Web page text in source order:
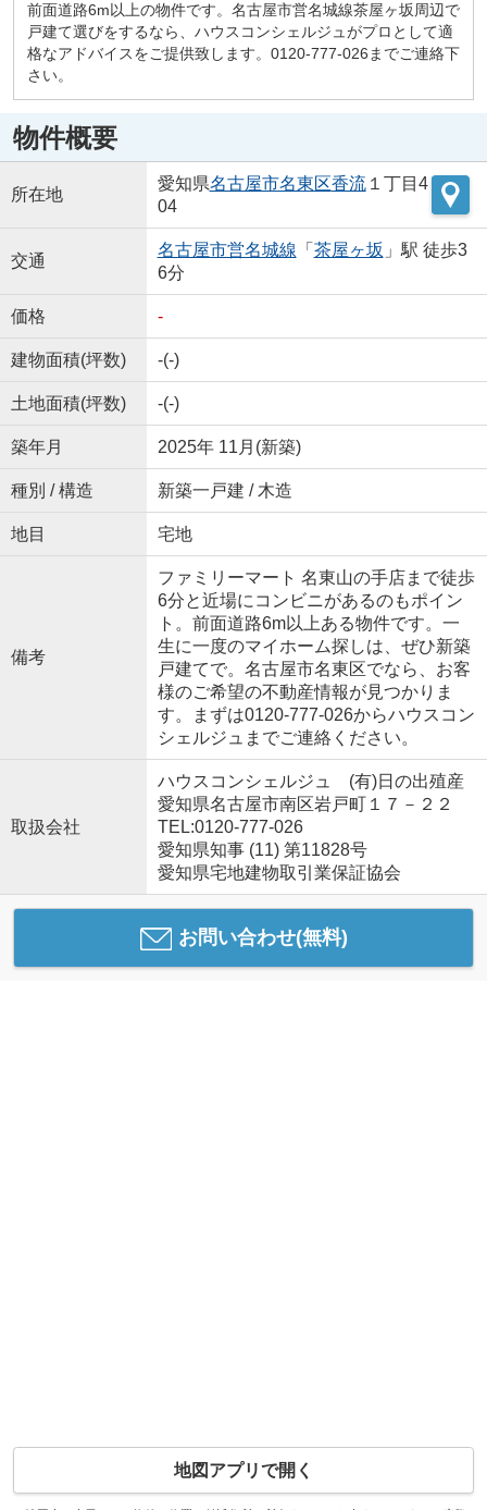
前面道路6m以上の物件です。名古屋市営名城線茶屋ヶ坂周辺で
戸建て選びをするなら、ハウスコンシェルジュがプロとして適
格なアドバイスをご提供致します。0120-777-026までご連絡下
さい。
物件概要
所在地
愛知県名古屋市名東区香流１丁目4
04
交通
名古屋市営名城線 「 茶屋ヶ坂 」駅 徒歩3
6分
価格 -
建物面積(坪数) -(-)
土地面積(坪数) -(-)
築年月 2025年 11月(新築)
種別 / 構造 新築一戸建 / 木造
地目 宅地
備考
ファミリーマート 名東山の手店まで徒歩
6分と近場にコンビニがあるのもポイン
ト。前面道路6m以上ある物件です。一
生に一度のマイホーム探しは、ぜひ新築
戸建てで。名古屋市名東区でなら、お客
様のご希望の不動産情報が見つかりま
す。まずは0120-777-026からハウスコン
シェルジュまでご連絡ください。
取扱会社
ハウスコンシェルジュ (有)日の出殖産
愛知県名古屋市南区岩戸町１７－２２
TEL:0120-777-026
愛知県知事 (11) 第11828号
愛知県宅地建物取引業保証協会
お問い合わせ(無料)
地図アプリで開く